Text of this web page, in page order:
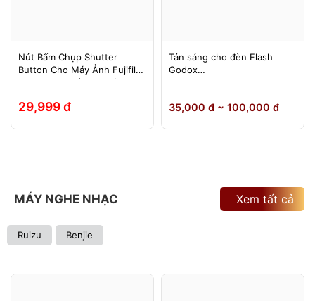
Nút Bấm Chụp Shutter
Button Cho Máy Ảnh Fujifilm
Leica Contax (Ren Xoáy)
29,999 đ
Tản sáng cho đèn Flash
Godox
860III, Yongnuo 560II/565EX,
35,000 đ ~ 100,000 đ
MÁY NGHE NHẠC
Ruizu Benjie
Xem tất cả